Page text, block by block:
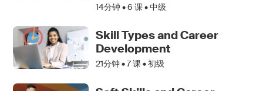
14分钟 •6 课 • 中级
Skill Types and Career
Development
21分钟 •7课 • 初级